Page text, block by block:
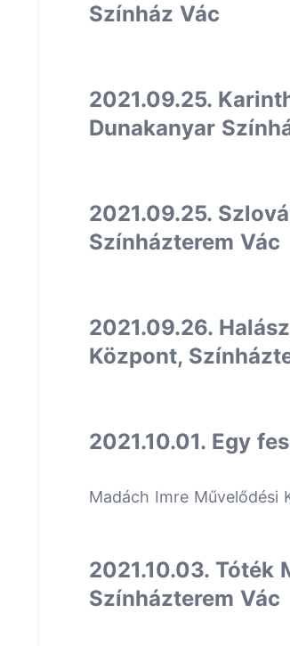
Színház Vác
2021.09.25.
Dunakanyar
2021.09.25.
Színházterem Vác
2021.09.26.
Központ,
2021.10.01. Egy
Madách Imre Művelődési
2021.10.03. Tóték
Színházterem Vác